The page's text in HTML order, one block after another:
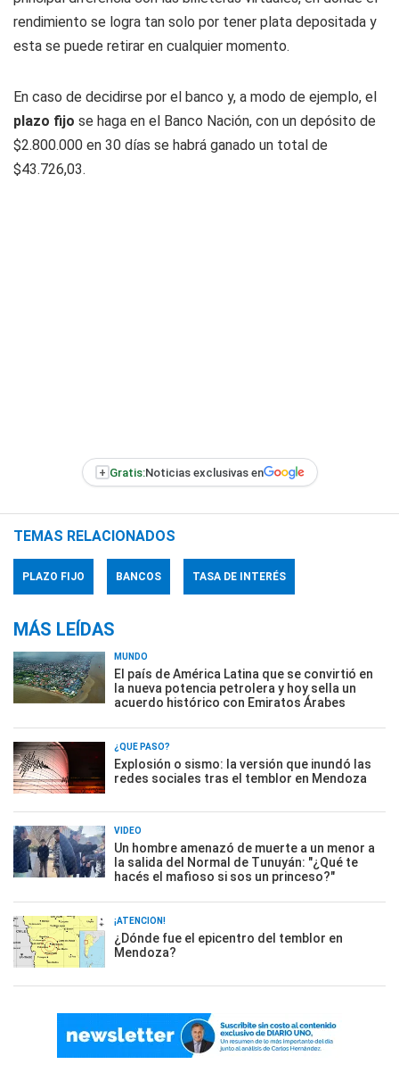
rendimiento se logra tan solo por tener plata depositada y
esta se puede retirar en cualquier momento.
En caso de decidirse por el banco y, a modo de ejemplo, el
plazo fijo se haga en el Banco Nación, con un depósito de
$2.800.000 en 30 días se habrá ganado un total de
$43.726,03.
+ Gratis:Noticias exclusivas en
TEMAS RELACIONADOS
PLAZO FIJO BANCOS TASA DE INTERÉS
MÁS LEÍDAS
MUNDO
El país de América Latina que se convirtió en
la nueva potencia petrolera y hoy sella un
acuerdo histórico con Emiratos Árabes
¿QUÉ PASÓ?
Explosión o sismo: la versión que inundó las
redes sociales tras el temblor en Mendoza
VIDEO
Un hombre amenazó de muerte a un menor a
la salida del Normal de Tunuyán: "¿Qué te
hacés el mafioso si sos un princeso?"
¡ATENCIÓN!
¿Dónde fue el epicentro del temblor en
Mendoza?